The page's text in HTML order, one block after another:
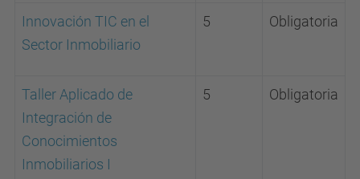
Innovación TIC en el
Sector Inmobiliario
5 Obligatoria
Taller Aplicado de
Integración de
Conocimientos
Inmobiliarios I
5 Obligatoria